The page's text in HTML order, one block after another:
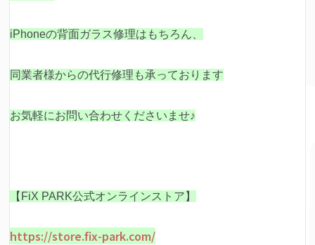
iPhoneの背面ガラス修理はもちろん、
同業者様からの代行修理も承っております
お気軽にお問い合わせくださいませ♪
【FiX PARK公式オンラインストア】
https://store.fix-park.com/